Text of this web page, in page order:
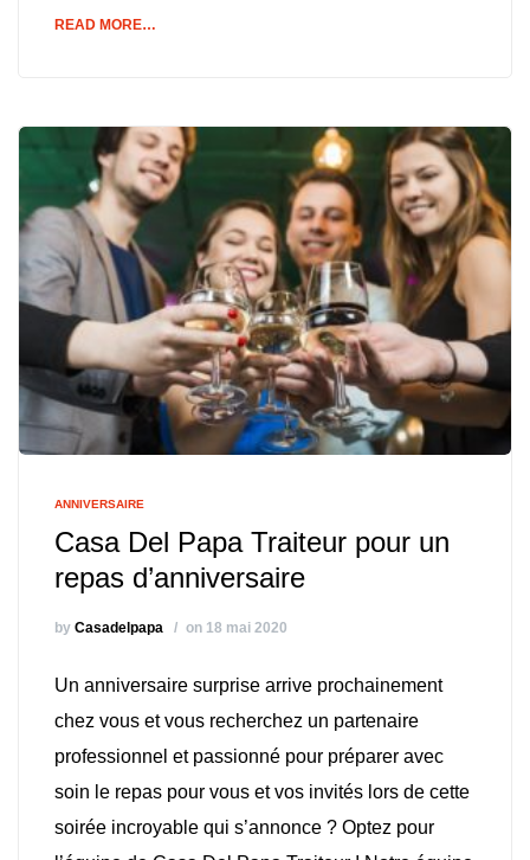
READ MORE…
ANNIVERSAIRE
Casa Del Papa Traiteur pour un
repas d’anniversaire
by Casadelpapa on 18 mai 2020
Un anniversaire surprise arrive prochainement
chez vous et vous recherchez un partenaire
professionnel et passionné pour préparer avec
soin le repas pour vous et vos invités lors de cette
soirée incroyable qui s’annonce ? Optez pour